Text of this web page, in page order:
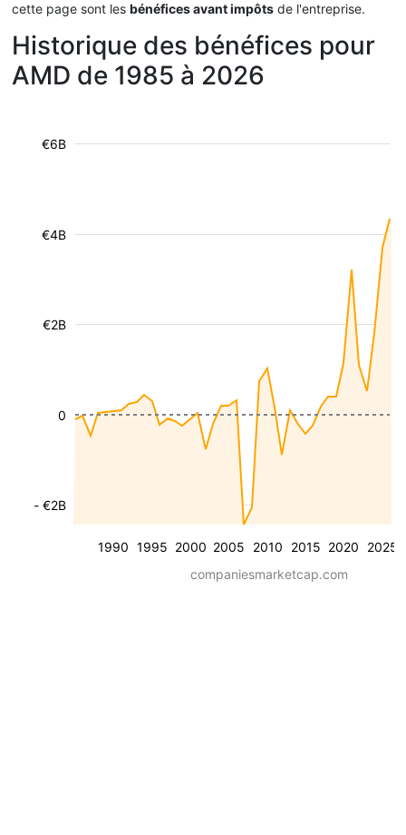
cette page sont les bénéfices avant impôts de l'entreprise.
Historique des bénéfices pour
AMD de 1985 à 2026
1990 1995 2000 2005 2010 2015 2020 2025
- €2B
€2B
€4B
€6B
0
companiesmarketcap.com